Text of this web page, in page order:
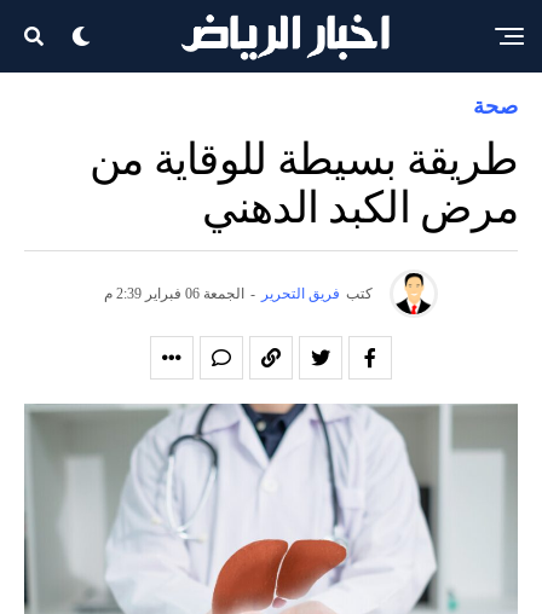
صحة
طريقة بسيطة للوقاية من
مرض الكبد الدهني
كتب فريق التحرير - الجمعة 06 فبراير 2:39 م